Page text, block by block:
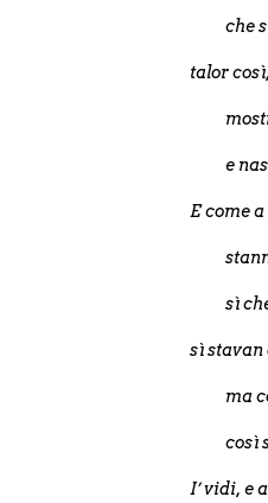
che
talor
e
E come a
sì
sì stavan
ma
così
I’ vidi, e